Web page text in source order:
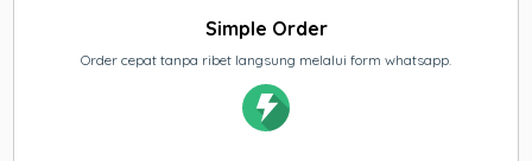
Simple Order
Order cepat tanpa ribet langsung melalui form whatsapp.